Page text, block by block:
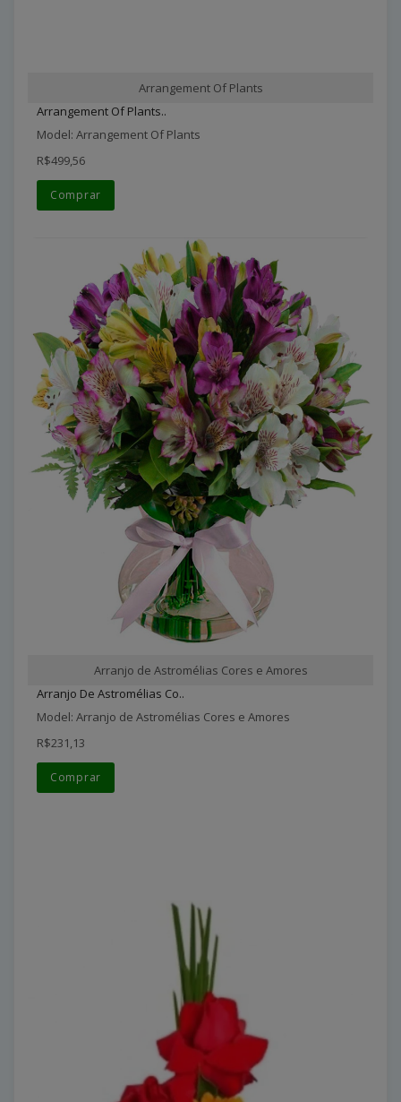
Arrangement Of Plants
Arrangement Of Plants..
Model: Arrangement Of Plants
R$499,56
Comprar
Arranjo de Astromélias Cores e Amores
Arranjo De Astromélias Co..
Model: Arranjo de Astromélias Cores e Amores
R$231,13
Comprar